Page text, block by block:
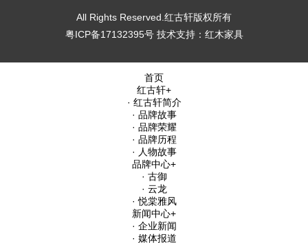
All Rights Reserved.红古轩版权所有
粤ICP备17132395号技术支持： 红木家具
首页
红古轩+
· 红古轩简介
· 品牌故事
· 品牌荣耀
· 品牌历程
· 人物故事
品牌中心+
· 古御
· 云龙
· 悦棠雅风
新闻中心+
· 企业新闻
· 媒体报道